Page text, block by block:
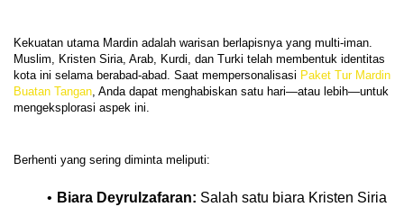
Kekuatan utama Mardin adalah warisan berlapisnya yang multi‑iman.
Muslim, Kristen Siria, Arab, Kurdi, dan Turki telah membentuk identitas
kota ini selama berabad-abad. Saat mempersonalisasi Paket Tur Mardin
Buatan Tangan, Anda dapat menghabiskan satu hari—atau lebih—untuk
Biara Deyrulzafaran: Salah satu biara Kristen Siria